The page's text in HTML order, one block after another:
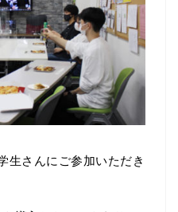
生さんにご参加いただき